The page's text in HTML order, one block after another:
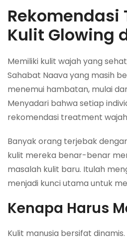
Kulit Glowing
Memiliki kulit wajah yang
Sahabat Naava yang masih
menemui hambatan, mulai
Menyadari bahwa setiap
rekomendasi treatment
Banyak orang terjebak
kulit mereka benar-benar
masalah kulit baru. Itulah
menjadi kunci utama untuk
Kenapa Harus
Kulit manusia bersifat